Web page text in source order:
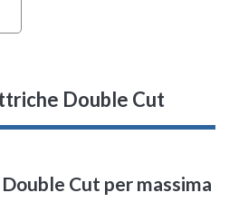
Double Cut
Cut per massima